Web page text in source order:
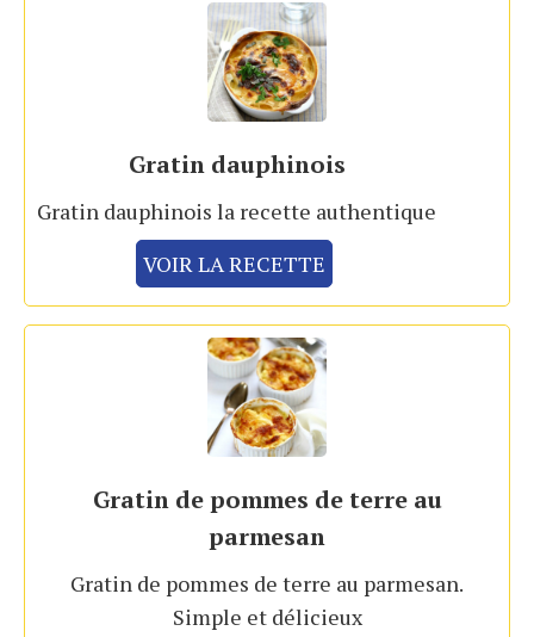
Gratin dauphinois
Gratin dauphinois la recette authentique
VOIR LA RECETTE
Gratin de pommes de terre au
parmesan
Gratin de pommes de terre au parmesan.
Simple et délicieux